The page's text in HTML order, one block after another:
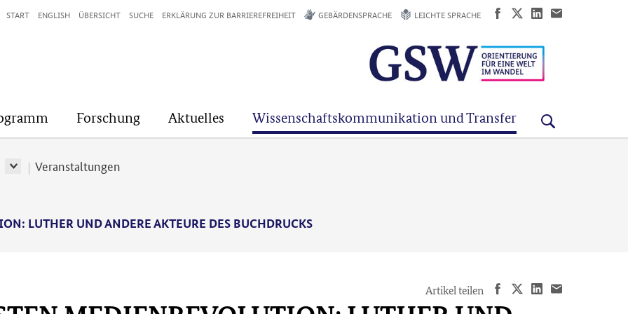
Forschung Aktuelles Wissenschaftskommunikation und Transfer
START ENGLISH ÜBERSICHT SUCHE ERKLÄRUNG ZUR BARRIEREFREIHEIT GEBÄRDENSPRACHE LEICHTE SPRACHE
Veranstaltungen
LUTHER UND ANDERE AKTEURE DES BUCHDRUCKS
Artikel teilen